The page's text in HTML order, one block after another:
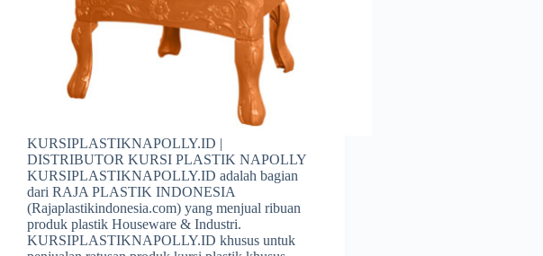
KURSIPLASTIKNAPOLLY.ID |
DISTRIBUTOR KURSI PLASTIK NAPOLLY
KURSIPLASTIKNAPOLLY.ID adalah bagian
dari RAJA PLASTIK INDONESIA
(Rajaplastikindonesia.com) yang menjual ribuan
produk plastik Houseware & Industri.
KURSIPLASTIKNAPOLLY.ID khusus untuk